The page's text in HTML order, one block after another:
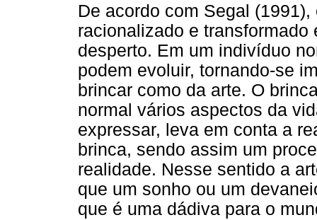
De acordo com Segal
racionalizado e
desperto. Em um indivíduo
podem evoluir, tornando-se
brincar como da arte. O
normal vários aspectos da
expressar, leva em conta a
brinca, sendo assim um
realidade. Nesse sentido a
que um sonho ou um
que é uma dádiva para o